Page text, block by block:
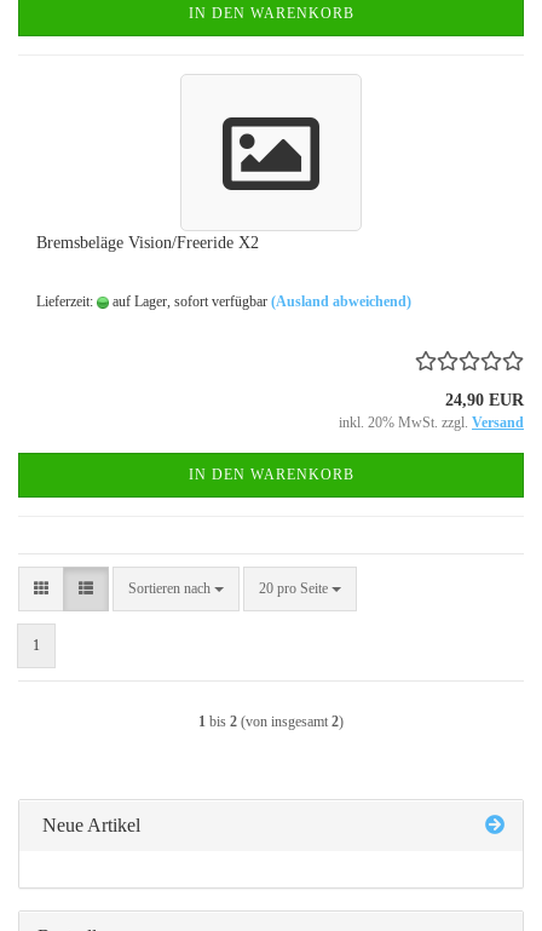
IN DEN WARENKORB
Bremsbeläge Vision/Freeride X2
Lieferzeit: auf Lager, sofort verfügbar (Ausland abweichend)
24,90 EUR
inkl. 20% MwSt. zzgl. Versand
IN DEN WARENKORB
Sortieren nach
Sortieren nach 20 pro Seite
pro Seite
1
1 bis 2 (von insgesamt 2)
Neue Artikel